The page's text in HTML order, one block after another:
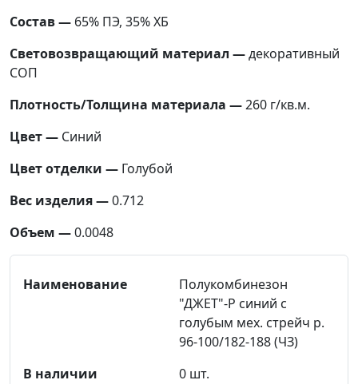
Состав — 65% ПЭ, 35% ХБ
Световозвращающий материал —декоративный
СОП
Плотность/Толщина материала —260 г/кв.м.
Цвет — Синий
Цвет отделки — Голубой
Вес изделия —0.712
Объем —0.0048
Полукомбинезон
"ДЖЕТ"-Р синий с
голубым мех. стрейч р.
96-100/182-188 (ЧЗ)
0 шт.